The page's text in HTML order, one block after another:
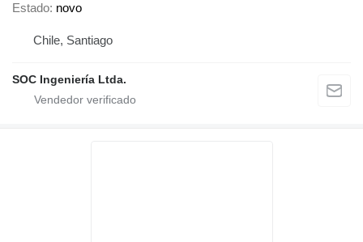
Estado novo
Chile, Santiago
SOC Ingeniería Ltda.